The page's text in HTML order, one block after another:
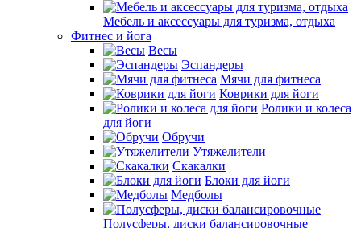
Мебель и аксессуары для туризма, отдыха
Фитнес и йога
Весы
Эспандеры
Мячи для фитнеса
Коврики для йоги
Ролики и колеса
для йоги
Обручи
Утяжелители
Скакалки
Блоки для йоги
Медболы
Полусферы, диски балансировочные